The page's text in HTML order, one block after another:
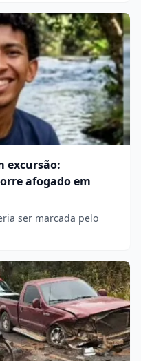
excursão:
afogado em
ser marcada pelo